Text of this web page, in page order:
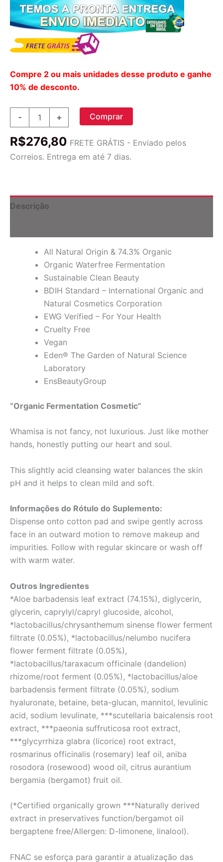
Compre 2 ou mais unidades desse produto e ganhe
10% de desconto.
-
Cleansing
10.1
quantidade
+ Comprar
R$276,80 FRETE GRÁTIS - Enviado pelos
Correios. Entrega em até 7 dias.
Descrição
All Natural Origin & 74.3% Organic
Organic Waterfree Fermentation
Sustainable Clean Beauty
BDIH Standard – International Organic and
Natural Cosmetics Corporation
EWG Verified – For Your Health
Cruelty Free
Vegan
Eden® The Garden of Natural Science
Laboratory
EnsBeautyGroup
“Organic Fermentation Cosmetic”
Whamisa is not fancy, not luxurious. Just like mother
hands, honestly putting our heart and soul.
This slightly acid cleansing water balances the skin
pH and it helps to clean mild and soft.
Informações do Rótulo do Suplemento:
Dispense onto cotton pad and swipe gently across
face in an outward motion to remove makeup and
impurities. Follow with regular skincare or wash off
with warm water.
Outros Ingredientes
*Aloe barbadensis leaf extract (74.15%), diglycerin,
glycerin, caprylyl/capryl glucoside, alcohol,
*lactobacillus/chrysanthemum sinense flower ferment
filtrate (0.05%), *lactobacillus/nelumbo nucifera
flower ferment filtrate (0.05%),
*lactobacillus/taraxacum officinale (dandelion)
rhizome/root ferment (0.05%), *lactobacillus/aloe
barbadensis ferment filtrate (0.05%), sodium
hyaluronate, betaine, beta-glucan, mannitol, levulinic
acid, sodium levulinate, ***scutellaria baicalensis root
extract, ***paeonia suffruticosa root extract,
***glycyrrhiza glabra (licorice) root extract,
rosmarinus officinalis (rosemary) leaf oil, aniba
rosodora (rosewood) wood oil, citrus aurantium
bergamia (bergamot) fruit oil.
(*Certified organically grown ***Naturally derived
extract in preservatives function/bergamot oil
bergaptene free/Allergen: D-limonene, linalool).
FNAC se esforça para garantir a atualização das